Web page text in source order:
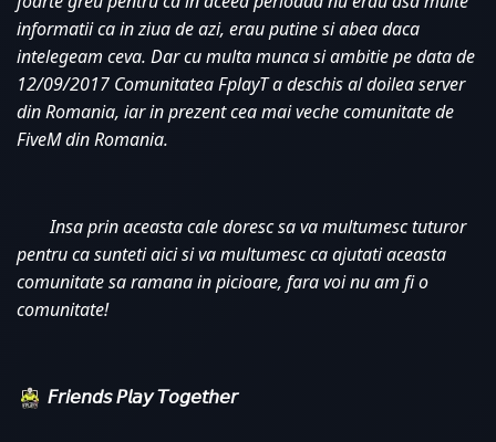
informatii ca in ziua de azi, erau putine si abea daca
intelegeam ceva. Dar cu multa munca si ambitie pe data de
12/09/2017 Comunitatea FplayT a deschis al doilea server
din Romania, iar in prezent cea mai veche comunitate de
FiveM din Romania.
Insa prin aceasta cale doresc sa va multumesc tuturor
pentru ca sunteti aici si va multumesc ca ajutati aceasta
comunitate sa ramana in picioare, fara voi nu am fi o
comunitate!
𝘍𝘳𝘪𝘦𝘯𝘥𝘴 𝘗𝘭𝘢𝘺 𝘛𝘰𝘨𝘦𝘵𝘩𝘦𝘳